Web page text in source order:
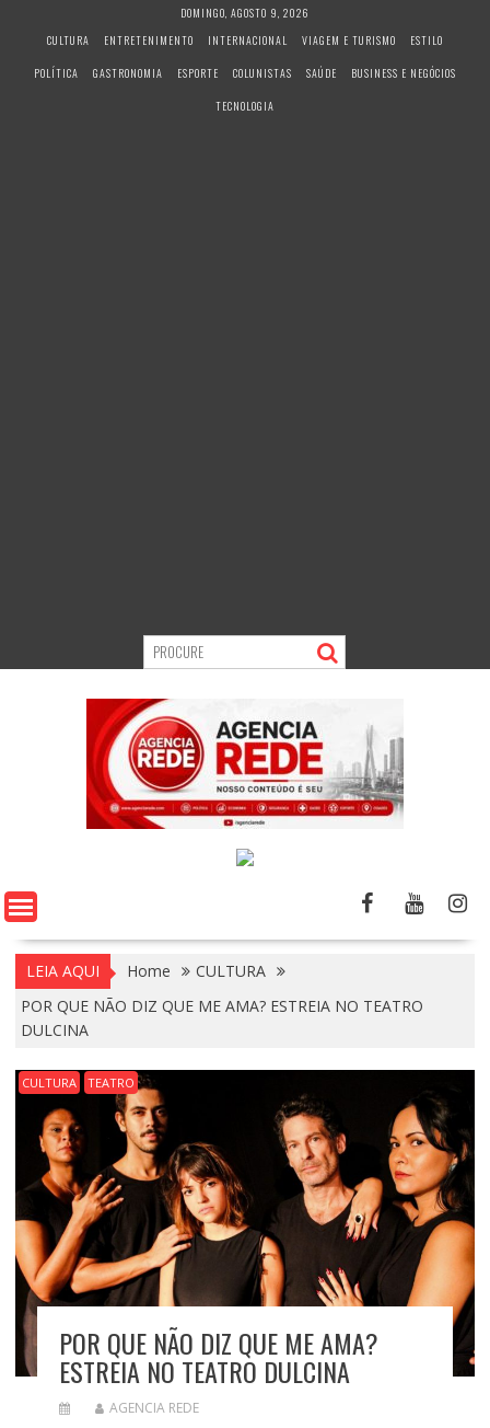
DOMINGO, AGOSTO 9, 2026
CULTURA
ENTRETENIMENTO INTERNACIONAL VIAGEM E TURISMO
ESTILO
POLÍTICA
GASTRONOMIA ESPORTE COLUNISTAS SAÚDE
BUSINESS E NEGÓCIOS
TECNOLOGIA
LEIA AQUI Home
CULTURA
POR QUE NÃO DIZ QUE ME AMA? ESTREIA NO TEATRO
DULCINA
CULTURA TEATRO
POR QUE NÃO DIZ QUE ME AMA?
ESTREIA NO TEATRO DULCINA
AGENCIA REDE